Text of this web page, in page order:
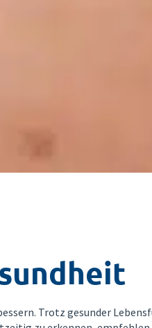
Trotz gesunder